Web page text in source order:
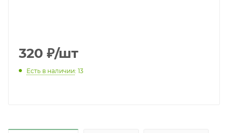
320 ₽/шт
Есть в наличии: 13